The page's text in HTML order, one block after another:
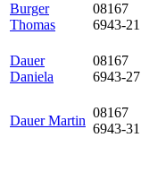
Burger
Thomas
08167
6943-21
Dauer
Daniela
08167
6943-27
Dauer Martin
08167
6943-31